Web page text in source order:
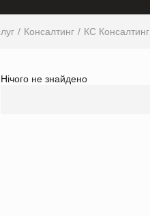
Консалтинг КС Консалтинг
Нічого не знайдено